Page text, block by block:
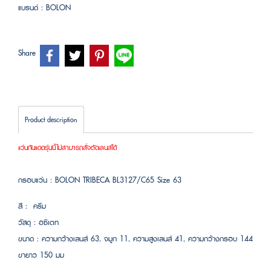
แบรนด์ : BOLON
Share
Product description
แว่นกันแดดรุ่นนี้ไม่สามารถสั่งตัดเลนส์ได้
กรอบแว่น : BOLON TRIBECA BL3127/C65 Size 63
สี : ครีม
วัสดุ : อซิเตท
ขนาด : ความกว้างเลนส์ 63, จมูก 11, ความสูงเลนส์ 41, ความกว้างกรอบ 144
ขายาว 150 มม